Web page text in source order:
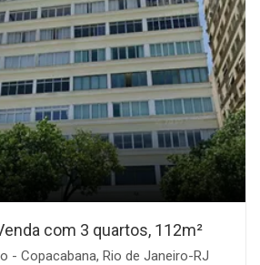
com 3 quartos, 112m²
- Copacabana, Rio de Janeiro-RJ